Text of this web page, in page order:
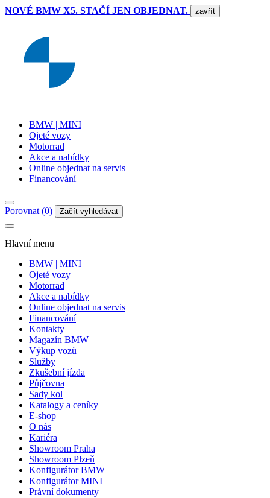
NOVÉ BMW X5. STAČÍ JEN OBJEDNAT. zavřít
BMW | MINI
Ojeté vozy
Motorrad
Akce a nabídky
Online objednat na servis
Financování
Porovnat (0) Začít vyhledávat
Hlavní menu
BMW | MINI
Ojeté vozy
Motorrad
Akce a nabídky
Online objednat na servis
Financování
Kontakty
Magazín BMW
Výkup vozů
Služby
Zkušební jízda
Půjčovna
Sady kol
Katalogy a ceníky
E-shop
O nás
Kariéra
Showroom Praha
Showroom Plzeň
Konfigurátor BMW
Konfigurátor MINI
Právní dokumenty